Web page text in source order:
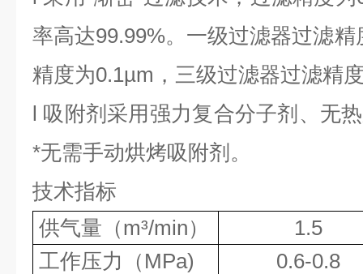
率高达99.99%。一级过滤器过滤
精度为0.1µm，三级过滤器过滤精
l 吸附剂采用强力复合分子剂、无
*无需手动烘烤吸附剂。
技术指标
供气量（m³/min）
1.5
工作压力（MPa)
0.6-0.8